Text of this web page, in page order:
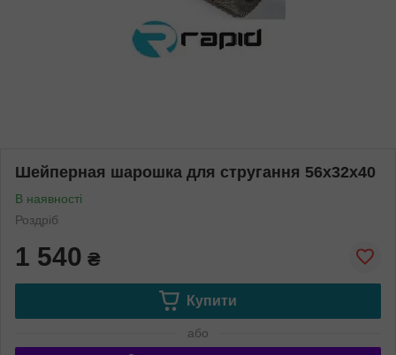
Шейперная шарошка для стругання 56х32х40
В наявності
Роздріб
1 540 ₴
Купити
або